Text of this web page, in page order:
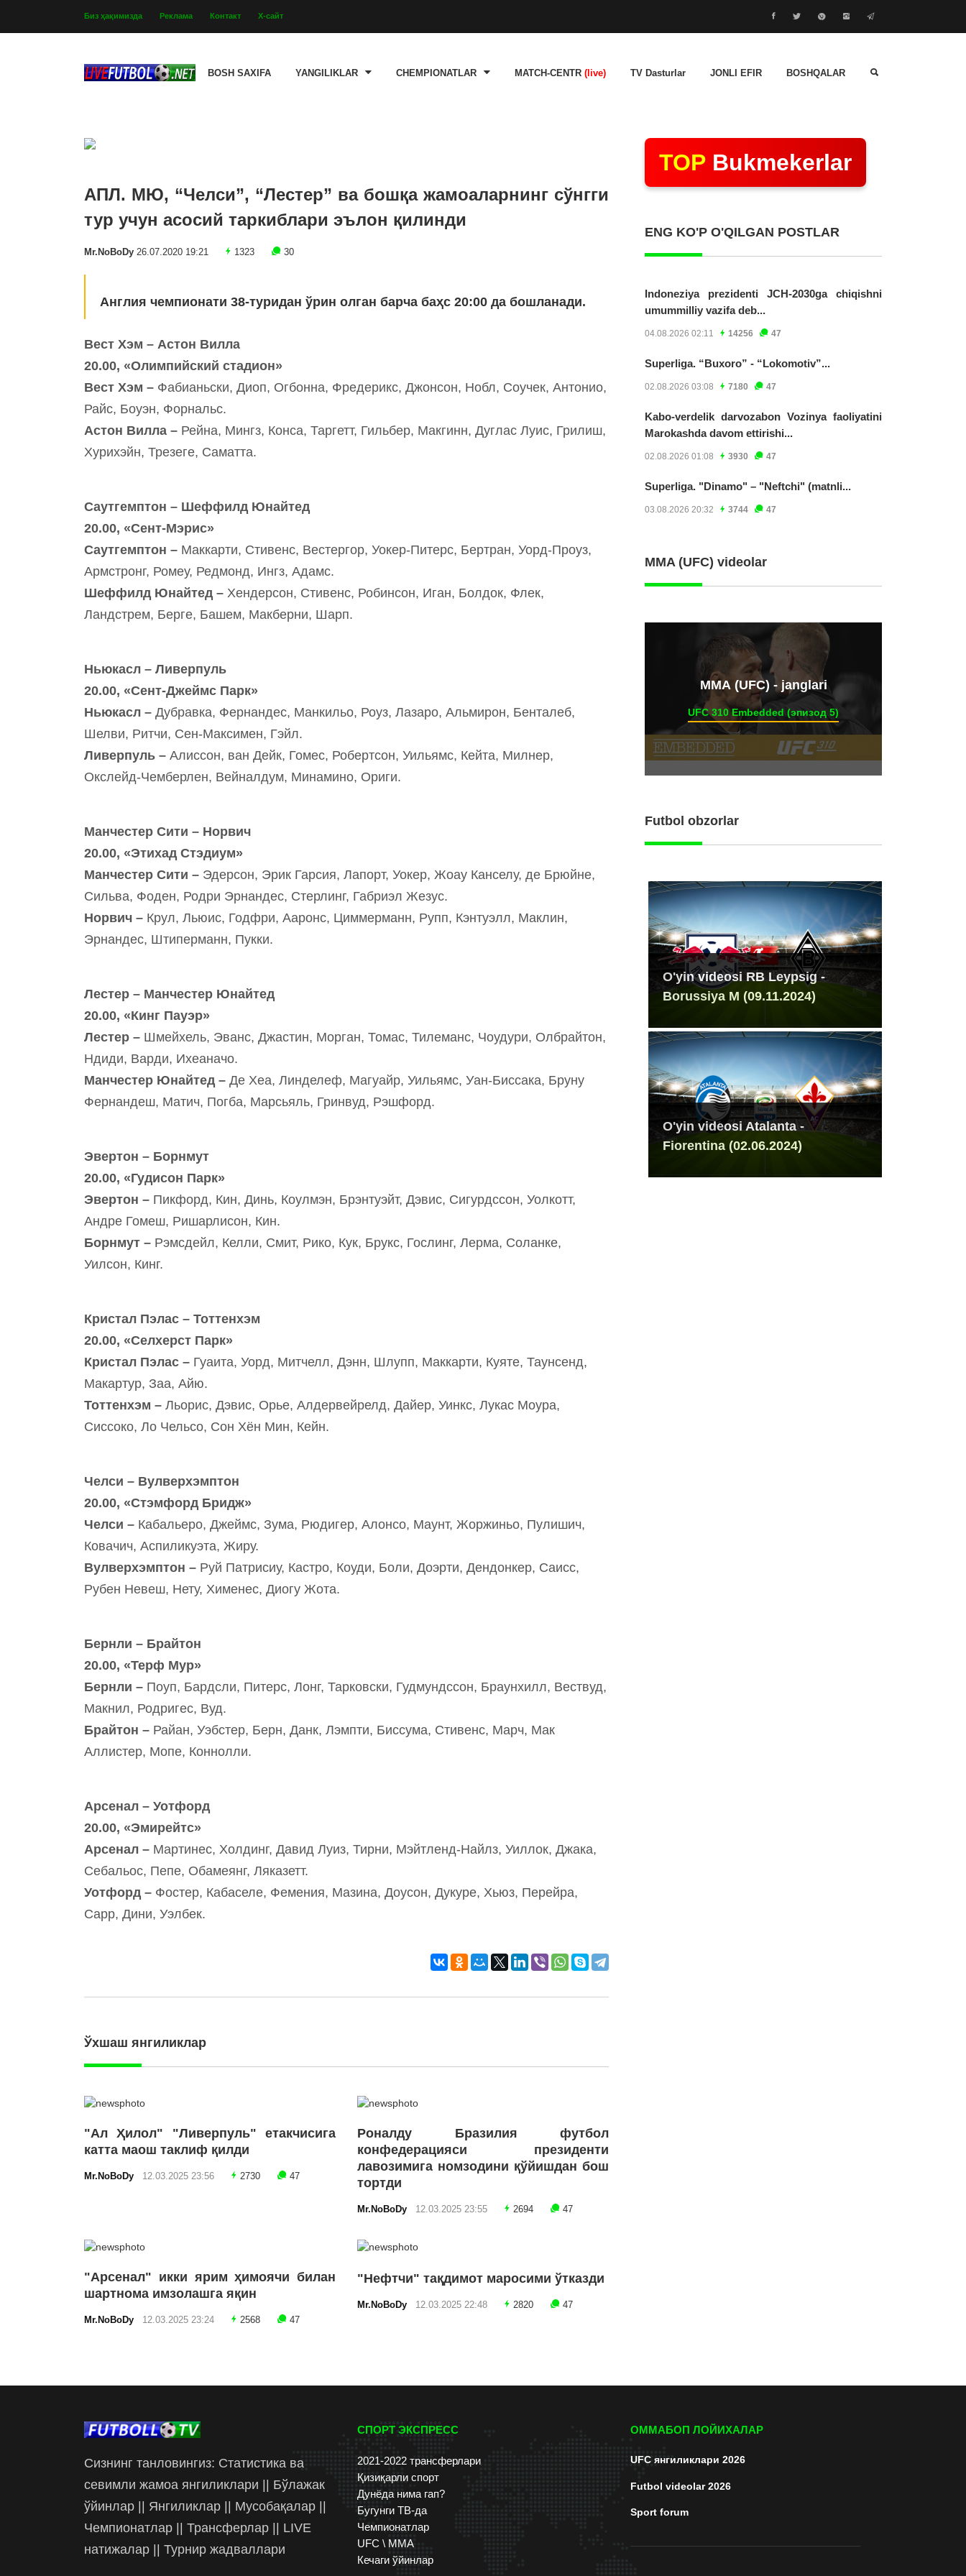
Биз ҳақимизда Реклама Контакт Х-сайт
BOSH SAXIFA YANGILIKLAR CHEMPIONATLAR MATCH-CENTR (live) TV Dasturlar JONLI EFIR BOSHQALAR
АПЛ. МЮ, “Челси”, “Лестер” ва бошқа жамоаларнинг сўнгги
тур учун асосий таркиблари эълон қилинди
Mr.NoBoDy 26.07.2020 19:21 1323 30
Англия чемпионати 38-туридан ўрин олган барча баҳс 20:00 да бошланади.
Вест Хэм – Астон Вилла
20.00, «Олимпийский стадион»
Вест Хэм – Фабианьски, Диоп, Огбонна, Фредерикс, Джонсон, Нобл, Соучек, Антонио,
Райс, Боуэн, Форнальс.
Астон Вилла – Рейна, Мингз, Конса, Таргетт, Гильбер, Макгинн, Дуглас Луис, Грилиш,
Хурихэйн, Трезеге, Саматта.
Саутгемптон – Шеффилд Юнайтед
20.00, «Сент-Мэрис»
Саутгемптон – Маккарти, Стивенс, Вестергор, Уокер-Питерс, Бертран, Уорд-Проуз,
Армстронг, Ромеу, Редмонд, Ингз, Адамс.
Шеффилд Юнайтед – Хендерсон, Стивенс, Робинсон, Иган, Болдок, Флек,
Ландстрем, Берге, Башем, Макберни, Шарп.
Ньюкасл – Ливерпуль
20.00, «Сент-Джеймс Парк»
Ньюкасл – Дубравка, Фернандес, Манкильо, Роуз, Лазаро, Альмирон, Бенталеб,
Шелви, Ритчи, Сен-Максимен, Гэйл.
Ливерпуль – Алиссон, ван Дейк, Гомес, Робертсон, Уильямс, Кейта, Милнер,
Окслейд-Чемберлен, Вейналдум, Минамино, Ориги.
Манчестер Сити – Норвич
20.00, «Этихад Стэдиум»
Манчестер Сити – Эдерсон, Эрик Гарсия, Лапорт, Уокер, Жоау Канселу, де Брюйне,
Сильва, Фоден, Родри Эрнандес, Стерлинг, Габриэл Жезус.
Норвич – Крул, Льюис, Годфри, Ааронс, Циммерманн, Рупп, Кэнтуэлл, Маклин,
Эрнандес, Штиперманн, Пукки.
Лестер – Манчестер Юнайтед
20.00, «Кинг Пауэр»
Лестер – Шмейхель, Эванс, Джастин, Морган, Томас, Тилеманс, Чоудури, Олбрайтон,
Ндиди, Варди, Ихеаначо.
Манчестер Юнайтед – Де Хеа, Линделеф, Магуайр, Уильямс, Уан-Биссака, Бруну
Фернандеш, Матич, Погба, Марсьяль, Гринвуд, Рэшфорд.
Эвертон – Борнмут
20.00, «Гудисон Парк»
Эвертон – Пикфорд, Кин, Динь, Коулмэн, Брэнтуэйт, Дэвис, Сигурдссон, Уолкотт,
Андре Гомеш, Ришарлисон, Кин.
Борнмут – Рэмсдейл, Келли, Смит, Рико, Кук, Брукс, Гослинг, Лерма, Соланке,
Уилсон, Кинг.
Кристал Пэлас – Тоттенхэм
20.00, «Селхерст Парк»
Кристал Пэлас – Гуаита, Уорд, Митчелл, Дэнн, Шлупп, Маккарти, Куяте, Таунсенд,
Макартур, Заа, Айю.
Тоттенхэм – Льорис, Дэвис, Орье, Алдервейрелд, Дайер, Уинкс, Лукас Моура,
Сиссоко, Ло Чельсо, Сон Хён Мин, Кейн.
Челси – Вулверхэмптон
20.00, «Стэмфорд Бридж»
Челси – Кабальеро, Джеймс, Зума, Рюдигер, Алонсо, Маунт, Жоржиньо, Пулишич,
Ковачич, Аспиликуэта, Жиру.
Вулверхэмптон – Руй Патрисиу, Кастро, Коуди, Боли, Доэрти, Дендонкер, Саисс,
Рубен Невеш, Нету, Хименес, Диогу Жота.
Бернли – Брайтон
20.00, «Терф Мур»
Бернли – Поуп, Бардсли, Питерс, Лонг, Тарковски, Гудмундссон, Браунхилл, Вествуд,
Макнил, Родригес, Вуд.
Брайтон – Райан, Уэбстер, Берн, Данк, Лэмпти, Биссума, Стивенс, Марч, Мак
Аллистер, Мопе, Коннолли.
Арсенал – Уотфорд
20.00, «Эмирейтс»
Арсенал – Мартинес, Холдинг, Давид Луиз, Тирни, Мэйтленд-Найлз, Уиллок, Джака,
Себальос, Пепе, Обамеянг, Ляказетт.
Уотфорд – Фостер, Кабаселе, Фемения, Мазина, Доусон, Дукуре, Хьюз, Перейра,
Сарр, Дини, Уэлбек.
Ўхшаш янгиликлар
"Ал Ҳилол" "Ливерпуль" етакчисига
катта маош таклиф қилди
Mr.NoBoDy 12.03.2025 23:56 2730 47
Роналду Бразилия футбол
конфедерацияси президенти
лавозимига номзодини қўйишдан бош
тортди
Mr.NoBoDy 12.03.2025 23:55 2694 47
"Арсенал" икки ярим ҳимоячи билан
шартнома имзолашга яқин
Mr.NoBoDy 12.03.2025 23:24 2568 47
"Нефтчи" тақдимот маросими ўтказди
Mr.NoBoDy 12.03.2025 22:48 2820 47
TOP Bukmekerlar
ENG KO'P O'QILGAN POSTLAR
Indoneziya prezidenti JCH-2030ga chiqishni
umummilliy vazifa deb...
04.08.2026 02:11 14256 47
Superliga. “Buxoro” - “Lokomotiv”...
02.08.2026 03:08 7180 47
Kabo-verdelik darvozabon Vozinya faoliyatini
Marokashda davom ettirishi...
02.08.2026 01:08 3930 47
Superliga. "Dinamo" – "Neftchi" (matnli...
03.08.2026 20:32 3744 47
MMA (UFC) videolar
ММА (UFC) - janglari
UFC 310 Embedded (эпизод 5)
Futbol obzorlar
O'yin videosi RB Leypsig -
Borussiya M (09.11.2024)
O'yin videosi Atalanta -
Fiorentina (02.06.2024)
Сизнинг танловингиз: Статистика ва
севимли жамоа янгиликлари || Бўлажак
ўйинлар || Янгиликлар || Мусобақалар ||
Чемпионатлар || Трансферлар || LIVE
натижалар || Турнир жадваллари
СПОРТ ЭКСПРЕСС
2021-2022 трансферлари
Қизиқарли спорт
Дунёда нима гап?
Бугунги ТВ-да
Чемпионатлар
UFC \ ММА
Кечаги ўйинлар
ОММАБОП ЛОЙИХАЛАР
UFC янгиликлари 2026
Futbol videolar 2026
Sport forum